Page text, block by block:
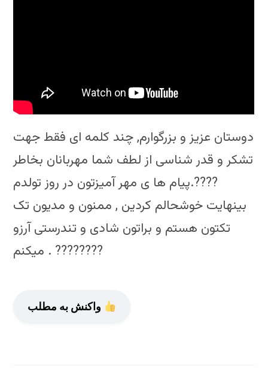
دوستان عزیز و بزرگوارم, چند کلمه ای فقط جهت
تشکر و قدر شناسی از لطف شما مهربانان بخاطر
پیام ها ی مهر آمیزتون در روز تولدم.????
بینهایت خوشحالم کردین , ممنون و مدیون تک
تکتون هستم و براتون شادی و تندرستی آرزو
میکنم . ????????
واکنش به مطلب